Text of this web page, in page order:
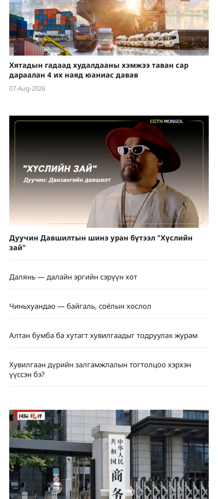
Хятадын гадаад худалдааны хэмжээ таван сар
дараалан 4 их наяд юаниас давав
07-Aug-2026
Дуучин Давшилтын шинэ уран бүтээл "Хүслийн
зай"
Далянь — далайн эргийн сэрүүн хот
Чиньхуандао — байгаль, соёлын хослол
Алтан бумба ба хутагт хувилгаадыг тодруулах журам
Хувилгаан дүрийн залгамжлалын тогтолцоо хэрхэн
үүссэн бэ?